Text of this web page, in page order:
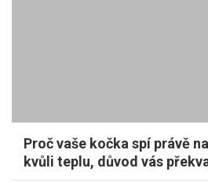
Proč vaše kočka spí právě
kvůli teplu, důvod vás